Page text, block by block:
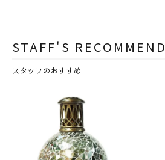
STAFF'S RECOMMEND
スタッフのおすすめ